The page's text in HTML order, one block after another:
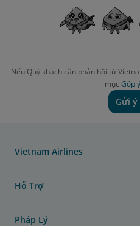
Nếu Quý khách cần phản hồi từ
mục Góp
Gửi ý
Vietnam Airlines
Hỗ Trợ
Pháp Lý